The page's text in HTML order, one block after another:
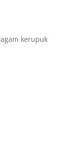
kerupuk